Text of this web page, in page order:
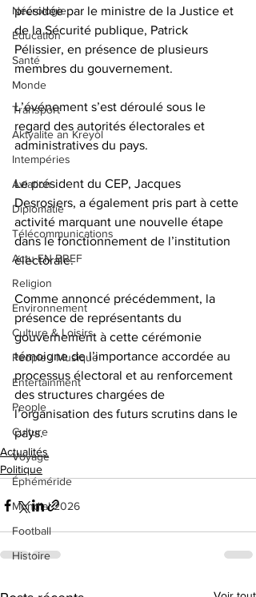
Nécrologie
Éducation
Santé
Monde
Transport
Aktyalite an Kreyòl
Intempéries
Aviation
Diplomatie
Télécommunications
Actu EN BREF
Religion
Environnement
Culture & Loisirs
People / Musique
Entertainment
People
Culture
Voyage
Éphéméride
Mondial 2026
Football
Histoire
présidée par le ministre de la Justice et
de la Sécurité publique, Patrick
Pélissier, en présence de plusieurs
membres du gouvernement.
L’événement s’est déroulé sous le
regard des autorités électorales et
administratives du pays.
Le président du CEP, Jacques
Desrosiers, a également pris part à cette
activité marquant une nouvelle étape
dans le fonctionnement de l’institution
électorale.
Comme annoncé précédemment, la
présence de représentants du
gouvernement à cette cérémonie
témoigne de l’importance accordée au
processus électoral et au renforcement
des structures chargées de
l’organisation des futurs scrutins dans le
pays.
Actualités
Politique